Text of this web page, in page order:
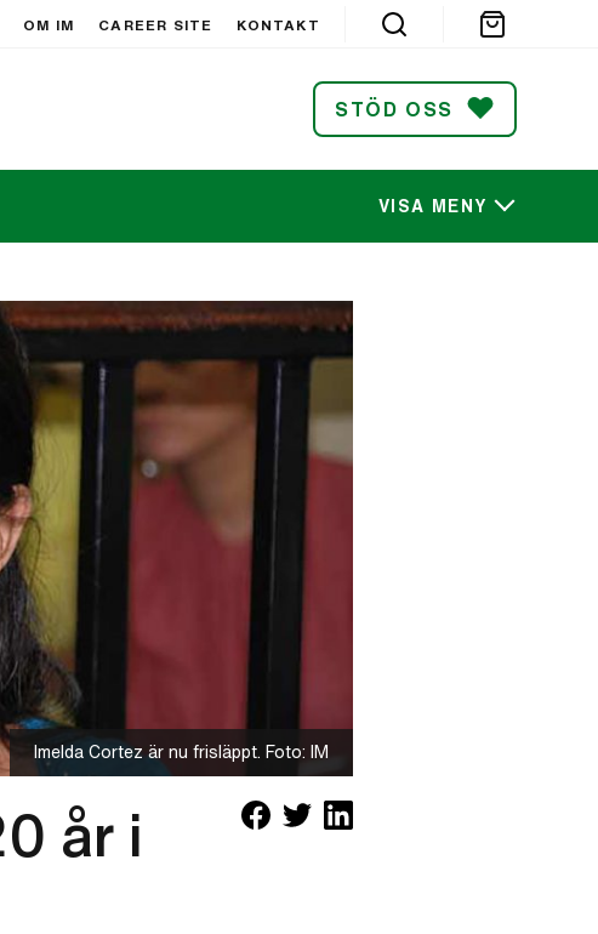
OM IM CAREER SITE KONTAKT
STÖD OSS
SÖK
VISA MENY
Imelda Cortez är nu frisläppt. Foto: IM
år i